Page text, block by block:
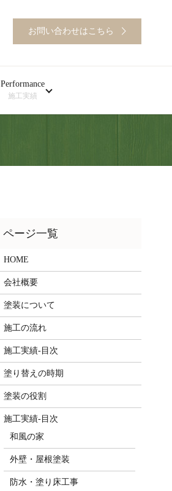
お問い合わせはこちら
Performance
施工実績
HOME
会社概要
塗装について
施工の流れ
施工実績-目次
塗り替えの時期
塗装の役割
施工実績-目次
和風の家
外壁・屋根塗装
防水・塗り床工事